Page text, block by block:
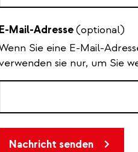
E-Mail-Adresse(optional)
Sie eine E-Mail-
sie nur, um Sie
Nachricht senden